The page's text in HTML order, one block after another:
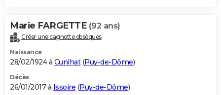
Marie FARGETTE (92 ans)
Créer une cagnotte obsèques
Naissance
28/02/1924 à Cunlhat(Puy-de-Dôme)
Décès
26/01/2017 à Issoire (Puy-de-Dôme)